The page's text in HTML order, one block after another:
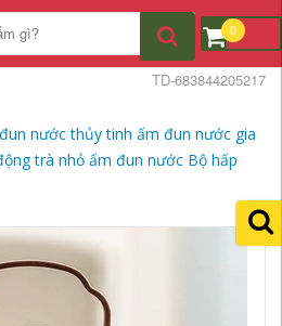
0
nước thủy tinh ấm đun nước gia
trà nhỏ ấm đun nước Bộ hấp
TD-683844205217